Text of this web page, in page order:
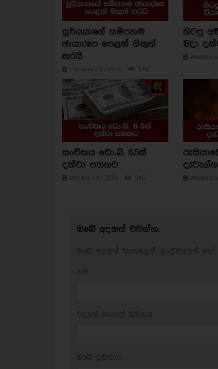
සූර්යයාගේ සමීපතම
ඡායාරූප පෙළක් නිකුත්
කරයි
Thursday / 6 / 2026 549
හිටපු
18දා
සංචිතය ඩො.බි. 6.5ක්
දක්වා පහතට
Monday / 3 / 2026 345
ඔබේ අදහස් එවන්න.